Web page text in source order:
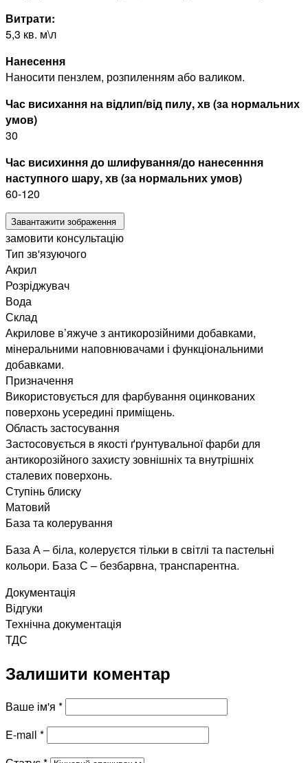
Витрати:
5,3 кв. м\л
Нанесення
Наносити пензлем, розпиленням або валиком.
Час висихання на відлип/від пилу, хв (за нормальних
умов)
30
Час висихиння до шлифування/до нанесенння
наступного шару, хв (за нормальних умов)
60-120
Завантажити зображення
замовити консультацію
Тип зв'язуючого
Акрил
Розріджувач
Вода
Склад
Акрилове в’яжуче з антикорозійними добавками,
мінеральними наповнювачами і функціональними
добавками.
Призначення
Використовується для фарбування оцинкованих
поверхонь усередині приміщень.
Область застосування
Застосовується в якості ґрунтувальної фарби для
антикорозійного захисту зовнішніх та внутрішніх
сталевих поверхонь.
Ступінь блиску
Матовий
База та колерування
База А – біла, колеруєтся тільки в світлі та пастельні
кольори. База С – безбарвна, транспарентна.
Документація
Відгуки
Технічна документація
ТДС
Залишити коментар
Ваше ім'я *
E-mail *